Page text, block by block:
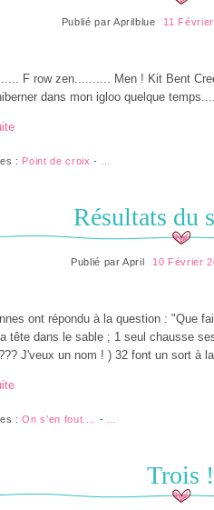
Publié par Aprilblue 11
F row zen.......... Men ! Kit Bent
dans mon igloo quelque
: Point de croix -
Résultats du
Publié parApril 10 Février
ont répondu à la question : "Que
tête dans le sable ; 1 seul chausse
J'veux un nom ! ) 32 font un sort à
:On s'en fout.... -
Trois !